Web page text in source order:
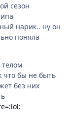
сезон
нарик.. ну он
поняла
что бы не быть
без них